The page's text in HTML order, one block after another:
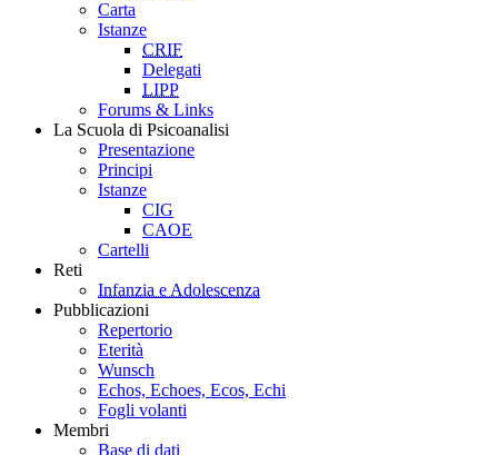
Carta
Istanze
CRIF
Delegati
LIPP
Forums & Links
La Scuola di Psicoanalisi
Presentazione
Principi
Istanze
CIG
CAOE
Cartelli
Reti
Infanzia e Adolescenza
Pubblicazioni
Repertorio
Eterità
Wunsch
Echos, Echoes, Ecos, Echi
Fogli volanti
Membri
Base di dati